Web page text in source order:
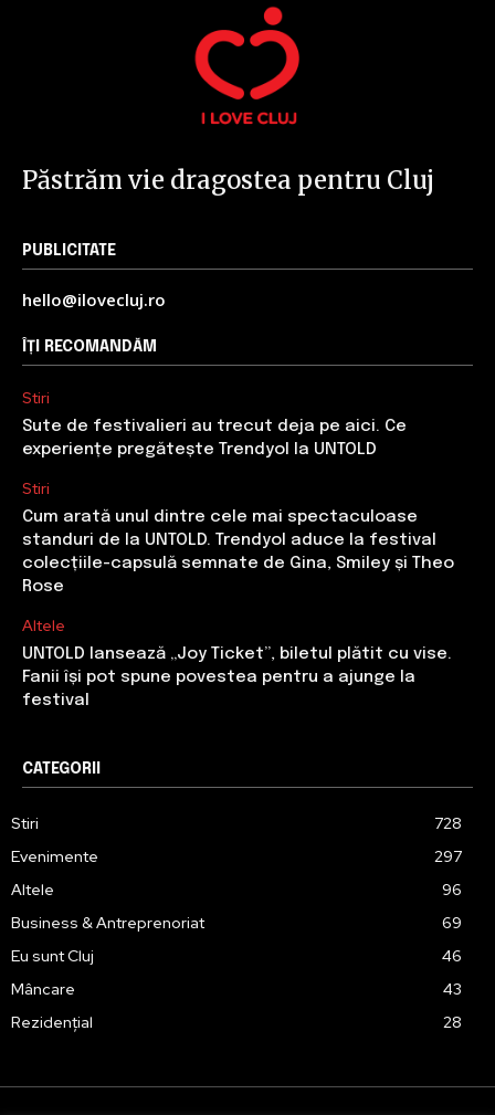
Păstrăm vie dragostea pentru Cluj
PUBLICITATE
hello@ilovecluj.ro
ÎȚI RECOMANDĂM
Stiri
Sute de festivalieri au trecut deja pe aici. Ce
experiențe pregătește Trendyol la UNTOLD
Stiri
Cum arată unul dintre cele mai spectaculoase
standuri de la UNTOLD. Trendyol aduce la festival
colecțiile-capsulă semnate de Gina, Smiley și Theo
Rose
Altele
UNTOLD lansează „Joy Ticket”, biletul plătit cu vise.
Fanii își pot spune povestea pentru a ajunge la
festival
CATEGORII
Stiri
728
Evenimente
297
Altele
96
Business & Antreprenoriat
69
Eu sunt Cluj
46
Mâncare
43
Rezidențial
28